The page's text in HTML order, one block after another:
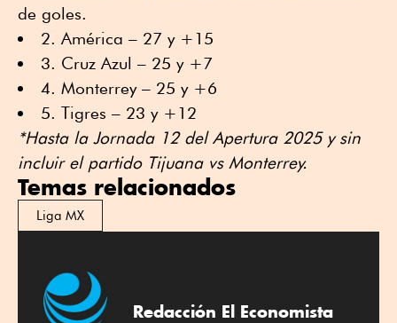
de goles.
2. América – 27 y +15
3. Cruz Azul – 25 y +7
4. Monterrey – 25 y +6
5. Tigres – 23 y +12
*Hasta la Jornada 12 del Apertura 2025 y sin
incluir el partido Tijuana vs Monterrey.
Temas relacionados
Liga MX
Redacción El Economista